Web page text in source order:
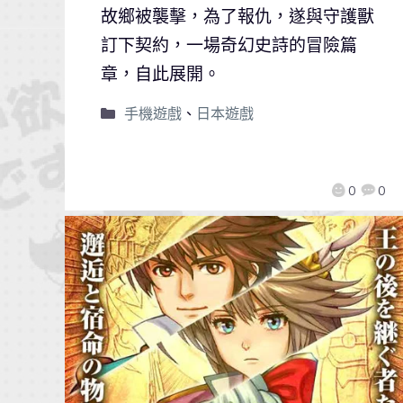
0 0
故鄉被襲擊，為了報仇，遂與守護獸
訂下契約，一場奇幻史詩的冒險篇
章，自此展開。
手機遊戲、 日本遊戲